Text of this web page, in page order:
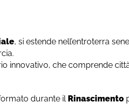
, si estende nell’entroterra
innovativo, che comprende
durante il Rinascimento